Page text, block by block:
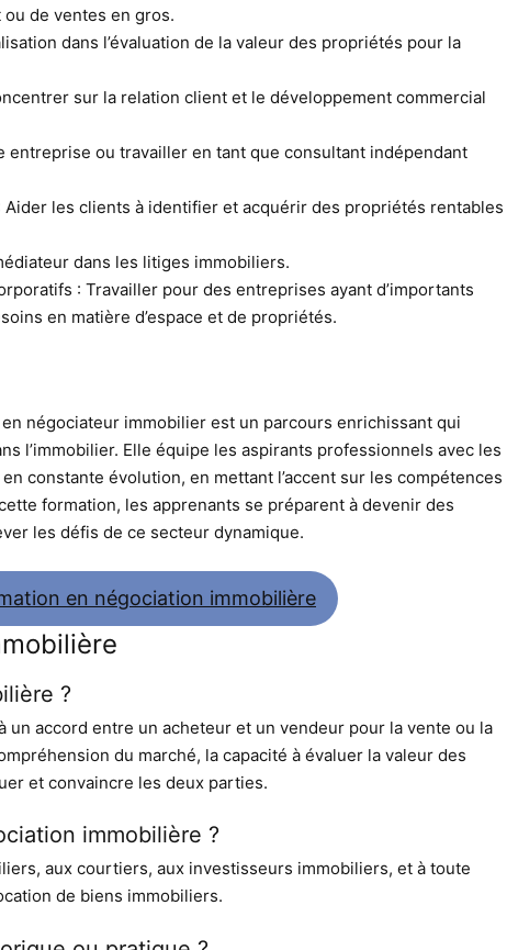
de ventes en gros.
dans l’évaluation de la valeur des propriétés pour la
sur la relation client et le développement commercial
entreprise ou travailler en tant que consultant indépendant
les clients à identifier et acquérir des propriétés rentables
dans les litiges immobiliers.
: Travailler pour des entreprises ayant d’importants
en matière d’espace et de propriétés.
négociateur immobilier est un parcours enrichissant qui
l’immobilier. Elle équipe les aspirants professionnels avec les
constante évolution, en mettant l’accent sur les compétences
formation, les apprenants se préparent à devenir des
les défis de ce secteur dynamique.
en négociation immobilière
?
un accord entre un acheteur et un vendeur pour la vente ou la
du marché, la capacité à évaluer la valeur des
et convaincre les deux parties.
immobilière ?
aux courtiers, aux investisseurs immobiliers, et à toute
de biens immobiliers.